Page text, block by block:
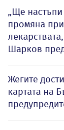
„Ще настъпи
промяна
Шарков
Жегите
картата на